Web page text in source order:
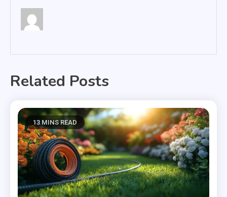
Related Posts
13 MINS READ